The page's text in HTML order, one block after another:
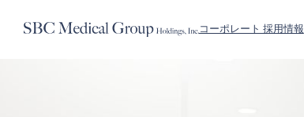
コーポレート 採用情報